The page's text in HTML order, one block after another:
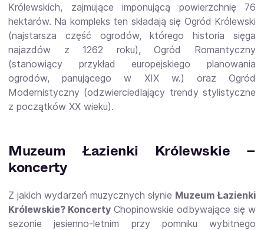
Królewskich, zajmujące imponującą powierzchnię 76
hektarów. Na kompleks ten składają się Ogród Królewski
(najstarsza część ogrodów, którego historia sięga
najazdów z 1262 roku), Ogród Romantyczny
(stanowiący przykład europejskiego planowania
ogrodów, panującego w XIX w.) oraz Ogród
Modernistyczny (odzwierciedlający trendy stylistyczne
z początków XX wieku).
Muzeum Łazienki Królewskie –
koncerty
Z jakich wydarzeń muzycznych słynie Muzeum Łazienki
Królewskie? Koncerty Chopinowskie odbywające się w
sezonie jesienno-letnim przy pomniku wybitnego